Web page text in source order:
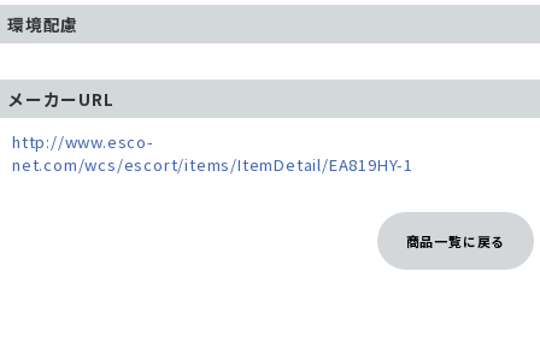
環境配慮
メーカーURL
http://www.esco-
net.com/wcs/escort/items/ItemDetail/EA819HY-1
商品一覧に戻る